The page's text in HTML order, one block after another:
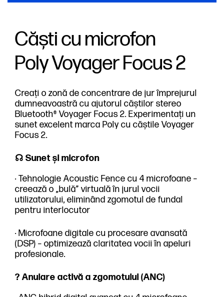
Căști cu microfon
Poly Voyager Focus 2
Creați o zonă de concentrare de jur împrejurul
dumneavoastră cu ajutorul căștilor stereo
Bluetooth® Voyager Focus 2. Experimentați un
sunet excelent marca Poly cu căștile Voyager
Focus 2.
☊ Sunet și microfon
· Tehnologie Acoustic Fence cu 4 microfoane –
creează o „bulă” virtuală în jurul vocii
utilizatorului, eliminând zgomotul de fundal
pentru interlocutor
· Microfoane digitale cu procesare avansată
(DSP) – optimizează claritatea vocii în apeluri
profesionale.
? Anulare activă a zgomotului (ANC)